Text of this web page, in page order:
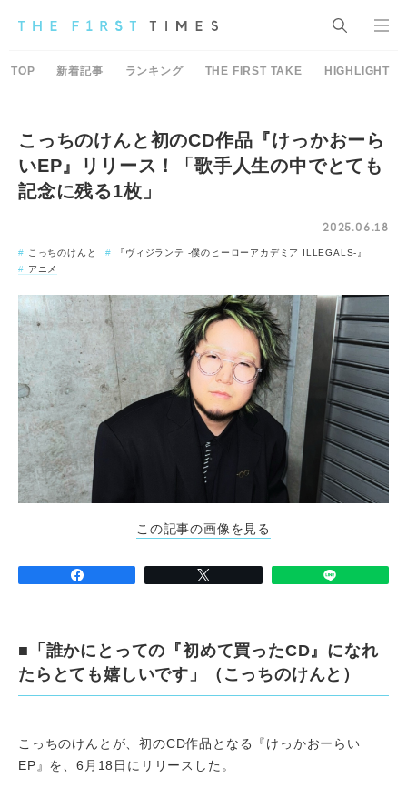
TOP 新着記事 ランキング THE FIRST TAKE HIGHLIGHT
こっちのけんと初のCD作品『けっかおーら
いEP』リリース！「歌手人生の中でとても
記念に残る1枚」
2025.06.18
こっちのけんと
『ヴィジランテ -僕のヒーローアカデミア ILLEGALS-』
アニメ
この記事の画像を見る
■「誰かにとっての『初めて買ったCD』になれ
たらとても嬉しいです」（こっちのけんと）
こっちのけんとが、初のCD作品となる『けっかおーらい
EP』を、6月18日にリリースした。